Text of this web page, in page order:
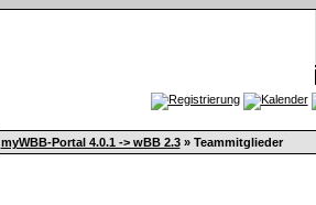
myWBB-Portal 4.0.1 -> wBB 2.3» Teammitglieder